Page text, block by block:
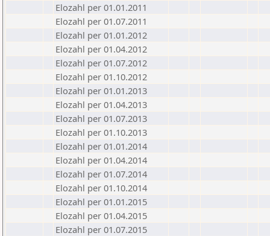
Elozahl per 01.01.2011
Elozahl per 01.07.2011
Elozahl per 01.01.2012
Elozahl per 01.04.2012
Elozahl per 01.07.2012
Elozahl per 01.10.2012
Elozahl per 01.01.2013
Elozahl per 01.04.2013
Elozahl per 01.07.2013
Elozahl per 01.10.2013
Elozahl per 01.01.2014
Elozahl per 01.04.2014
Elozahl per 01.07.2014
Elozahl per 01.10.2014
Elozahl per 01.01.2015
Elozahl per 01.04.2015
Elozahl per 01.07.2015